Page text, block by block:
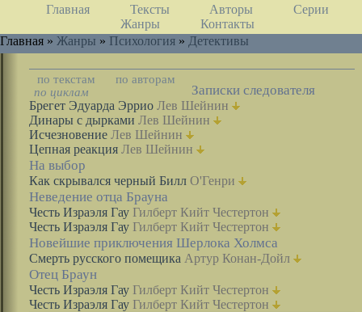
Главная Тексты Авторы
Серии
Жанры
Контакты
Главная » Жанры » Психология » Детективы
по текстам
по авторам
по циклам
Записки следователя
Брегет Эдуарда Эррио Лев Шейнин
Динары с дырками Лев Шейнин
Исчезновение Лев Шейнин
Цепная реакция Лев Шейнин
На выбор
Как скрывался черный Билл О'Генри
Неведение отца Брауна
Честь Израэля Гау Гилберт Кийт Честертон
Честь Израэля Гау Гилберт Кийт Честертон
Новейшие приключения Шерлока Холмса
Смерть русского помещика Артур Конан-Дойл
Отец Браун
Честь Израэля Гау Гилберт Кийт Честертон
Честь Израэля Гау Гилберт Кийт Честертон